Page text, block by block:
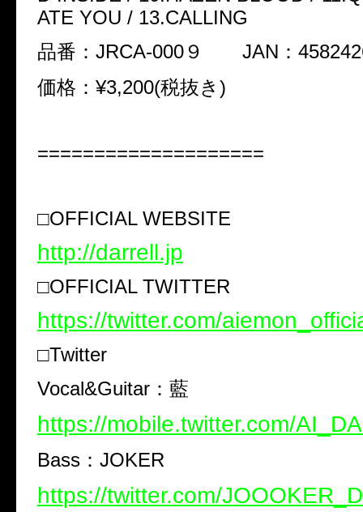
ATE YOU / 13.CALLING
品番：JRCA-000９ JAN：
価格：¥3,200(税抜き)
====================
□OFFICIAL WEBSITE
http://darrell.jp
□OFFICIAL TWITTER
https://twitter.com/
□Twitter
Vocal&Guitar ：藍
https://mobile.twitter.com/
Bass ： JOKER
https://twitter.com/